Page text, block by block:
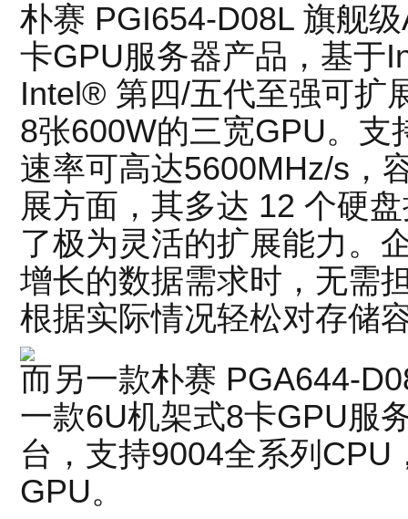
朴赛 PGI654-D08L 旗舰
卡GPU服务器产品，基于
Intel® 第四/五代至强可扩
8张600W的三宽GPU。支
速率可高达5600MHz/s，
展方面，其多达 12 个硬
了极为灵活的扩展能力。
增长的数据需求时，无需
根据实际情况轻松对存储
而另一款朴赛 PGA644-
一款6U机架式8卡GPU服
台，支持9004全系列CPU
GPU。